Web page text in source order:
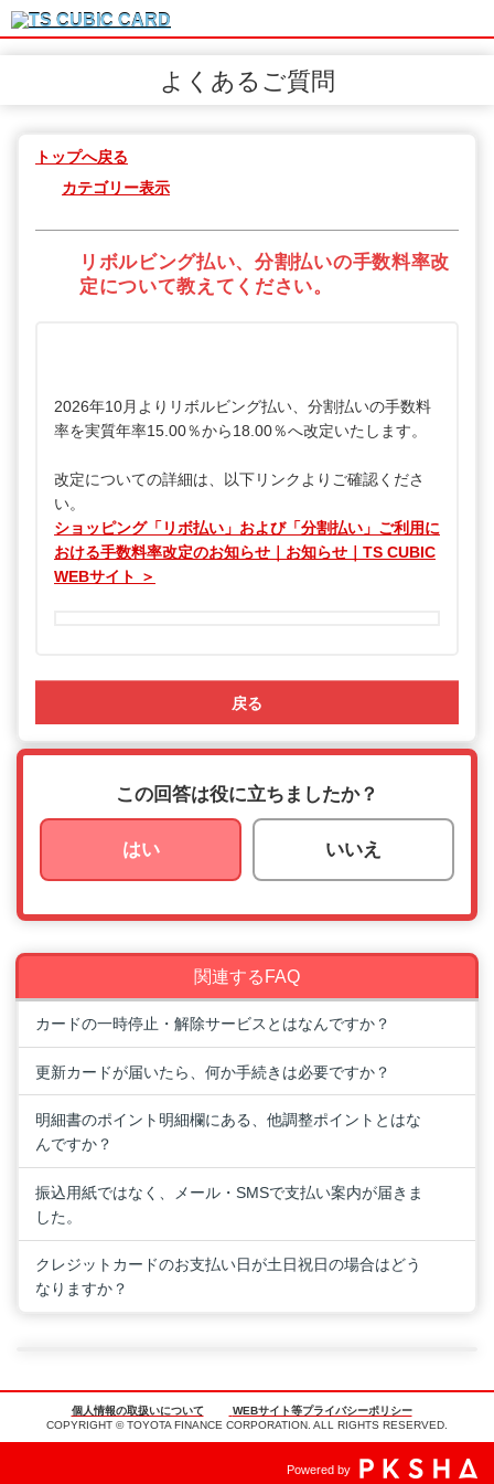
よくあるご質問
トップへ戻る
カテゴリー表示
リボルビング払い、分割払いの手数料率改
定について教えてください。
2026年10月よりリボルビング払い、分割払いの手数料
率を実質年率15.00％から18.00％へ改定いたします。
改定についての詳細は、以下リンクよりご確認くださ
い。
ショッピング「リボ払い」および「分割払い」ご利用に
おける手数料率改定のお知らせ｜お知らせ｜TS CUBIC
WEBサイト ＞
戻る
この回答は役に立ちましたか？
はい いいえ
関連するFAQ
カードの一時停止・解除サービスとはなんですか？
更新カードが届いたら、何か手続きは必要ですか？
明細書のポイント明細欄にある、他調整ポイントとはな
んですか？
振込用紙ではなく、メール・SMSで支払い案内が届きま
した。
クレジットカードのお支払い日が土日祝日の場合はどう
なりますか？
個人情報の取扱いについて
WEBサイト等プライバシーポリシー
COPYRIGHT © TOYOTA FINANCE CORPORATION. ALL RIGHTS RESERVED.
Powered by